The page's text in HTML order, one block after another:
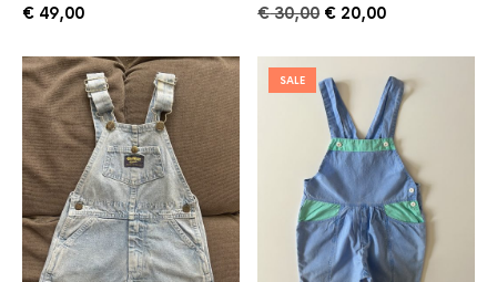
€ 49,00 €30,00 Oorspronkelijke
was:
€ 30,00.
€ 20,00Huidige
is:
€ 20,00.
SALE